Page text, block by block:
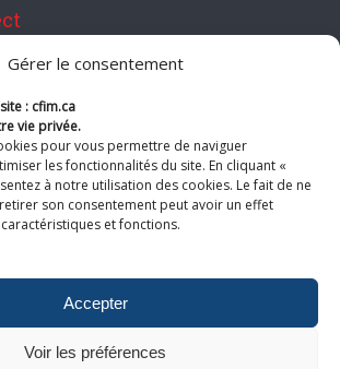
Gérer le consentement
: cfim.ca
vie privée.
pour vous permettre de naviguer
les fonctionnalités du site. En cliquant «
à notre utilisation des cookies. Le fait de ne
son consentement peut avoir un effet
et fonctions.
Accepter
Voir les préférences
de CFIM
Suivez-nous